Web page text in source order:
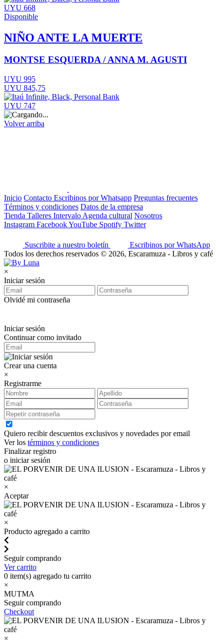
UYU 668
Disponible
NIÑO ANTE LA MUERTE
MONTSE ESQUERDA / ANNA M. AGUSTI
UYU 995
UYU 845,75
UYU 747
Volver arriba
Inicio Contacto Escribinos por Whatsapp Preguntas frecuentes
Términos y condiciones Datos de la empresa
Tienda Talleres Intervalo Agenda cultural Nosotros
Instagram FacebookYouTube Spotify Twitter
Suscribite a nuestro boletín
Escribinos por WhatsApp
Todos los derechos reservados © 2026, Escaramuza - Libros y café
×
Iniciar sesión
Olvidé mi contraseña
Iniciar sesión
Continuar como invitado
Crear una cuenta
×
Registrarme
Quiero recibir descuentos exclusivos y novedades por email
Ver los términos y condiciones
Finalizar registro
o iniciar sesión
×
Aceptar
×
Producto agregado a carrito
Seguir comprando
Ver carrito
0 item(s) agregado tu carrito
×
MUTMA
Seguir comprando
Checkout
×